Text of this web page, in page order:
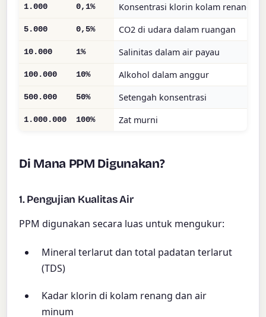
1.000 0,1% Konsentrasi klorin kolam renang
5.000 0,5% CO2 di udara dalam ruangan
10.000 1% Salinitas dalam air payau
100.000 10% Alkohol dalam anggur
500.000 50% Setengah konsentrasi
1.000.000 100% Zat murni
Di Mana PPM Digunakan?
1. Pengujian Kualitas Air
PPM digunakan secara luas untuk mengukur:
Mineral terlarut dan total padatan terlarut
(TDS)
Kadar klorin di kolam renang dan air
minum